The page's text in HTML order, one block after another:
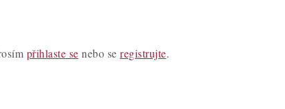
přihlaste se nebo se registrujte.